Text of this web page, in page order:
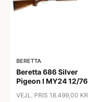
BERETTA
Beretta 686 Silver
Pigeon I MY24 12/76
VEJL. PRIS 18.499,00 KR